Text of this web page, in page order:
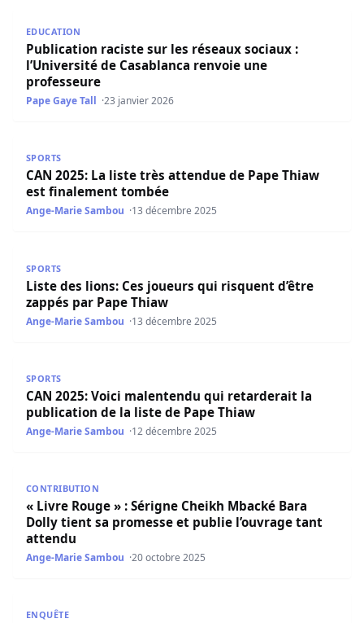
EDUCATION
Publication raciste sur les réseaux sociaux :
l’Université de Casablanca renvoie une
professeure
Pape Gaye Tall 23 janvier 2026
SPORTS
CAN 2025: La liste très attendue de Pape Thiaw
est finalement tombée
Ange-Marie Sambou 13 décembre 2025
SPORTS
Liste des lions: Ces joueurs qui risquent d’être
zappés par Pape Thiaw
Ange-Marie Sambou 13 décembre 2025
SPORTS
CAN 2025: Voici malentendu qui retarderait la
publication de la liste de Pape Thiaw
Ange-Marie Sambou 12 décembre 2025
CONTRIBUTION
« Livre Rouge » : Sérigne Cheikh Mbacké Bara
Dolly tient sa promesse et publie l’ouvrage tant
attendu
Ange-Marie Sambou 20 octobre 2025
ENQUÊTE